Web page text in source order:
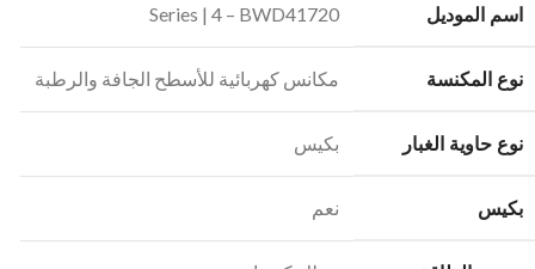
اسم الموديل Series | 4 – BWD41720
نوع المكنسة مكانس كهربائية للأسطح الجافة والرطبة
نوع حاوية الغبار بكيس
بكيس نعم